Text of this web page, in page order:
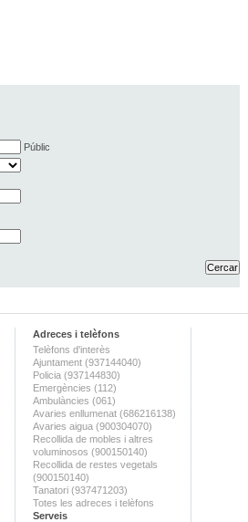
Públic
Adreces i telèfons
Telèfons d'interès
Ajuntament (937144040)
Policia (937144830)
Emergències (112)
Ambulàncies (061)
Avaries enllumenat (686216138)
Avaries aigua (900304070)
Recollida de mobles i altres
voluminosos (900150140)
Recollida de restes vegetals
(900150140)
Tanatori (937471203)
Totes les adreces i telèfons
Serveis